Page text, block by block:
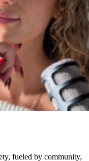
fueled by community,